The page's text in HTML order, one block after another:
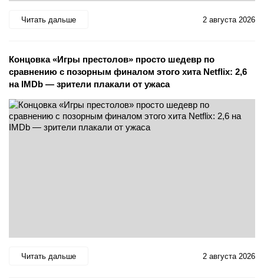
Читать дальше 2 августа 2026
Концовка «Игры престолов» просто шедевр по
сравнению с позорным финалом этого хита Netflix: 2,6
на IMDb — зрители плакали от ужаса
Читать дальше 2 августа 2026